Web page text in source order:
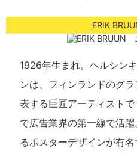
ERIK
1926年生まれ。ヘルシン
ンは、フィンランドのグ
表する巨匠アーティスト
で広告業界の第一線で活
るポスターデザインが有